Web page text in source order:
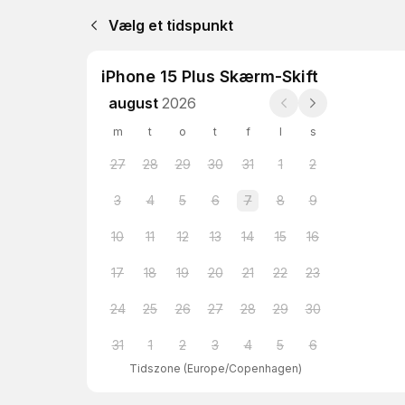
Vælg et tidspunkt
iPhone 15 Plus Skærm-Skift
august 2026
m t o t f l s
27 28 29 30 31 1 2
3 4 5 6 7 8 9
10 11 12 13 14 15 16
17 18 19 20 21 22 23
24 25 26 27 28 29 30
31 1 2 3 4 5 6
Tidszone (Europe/Copenhagen)